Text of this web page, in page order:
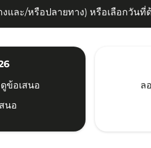
และ/หรือปลายทาง) หรือเลือกวันที่
ข้อเสนอ
นอ
ล